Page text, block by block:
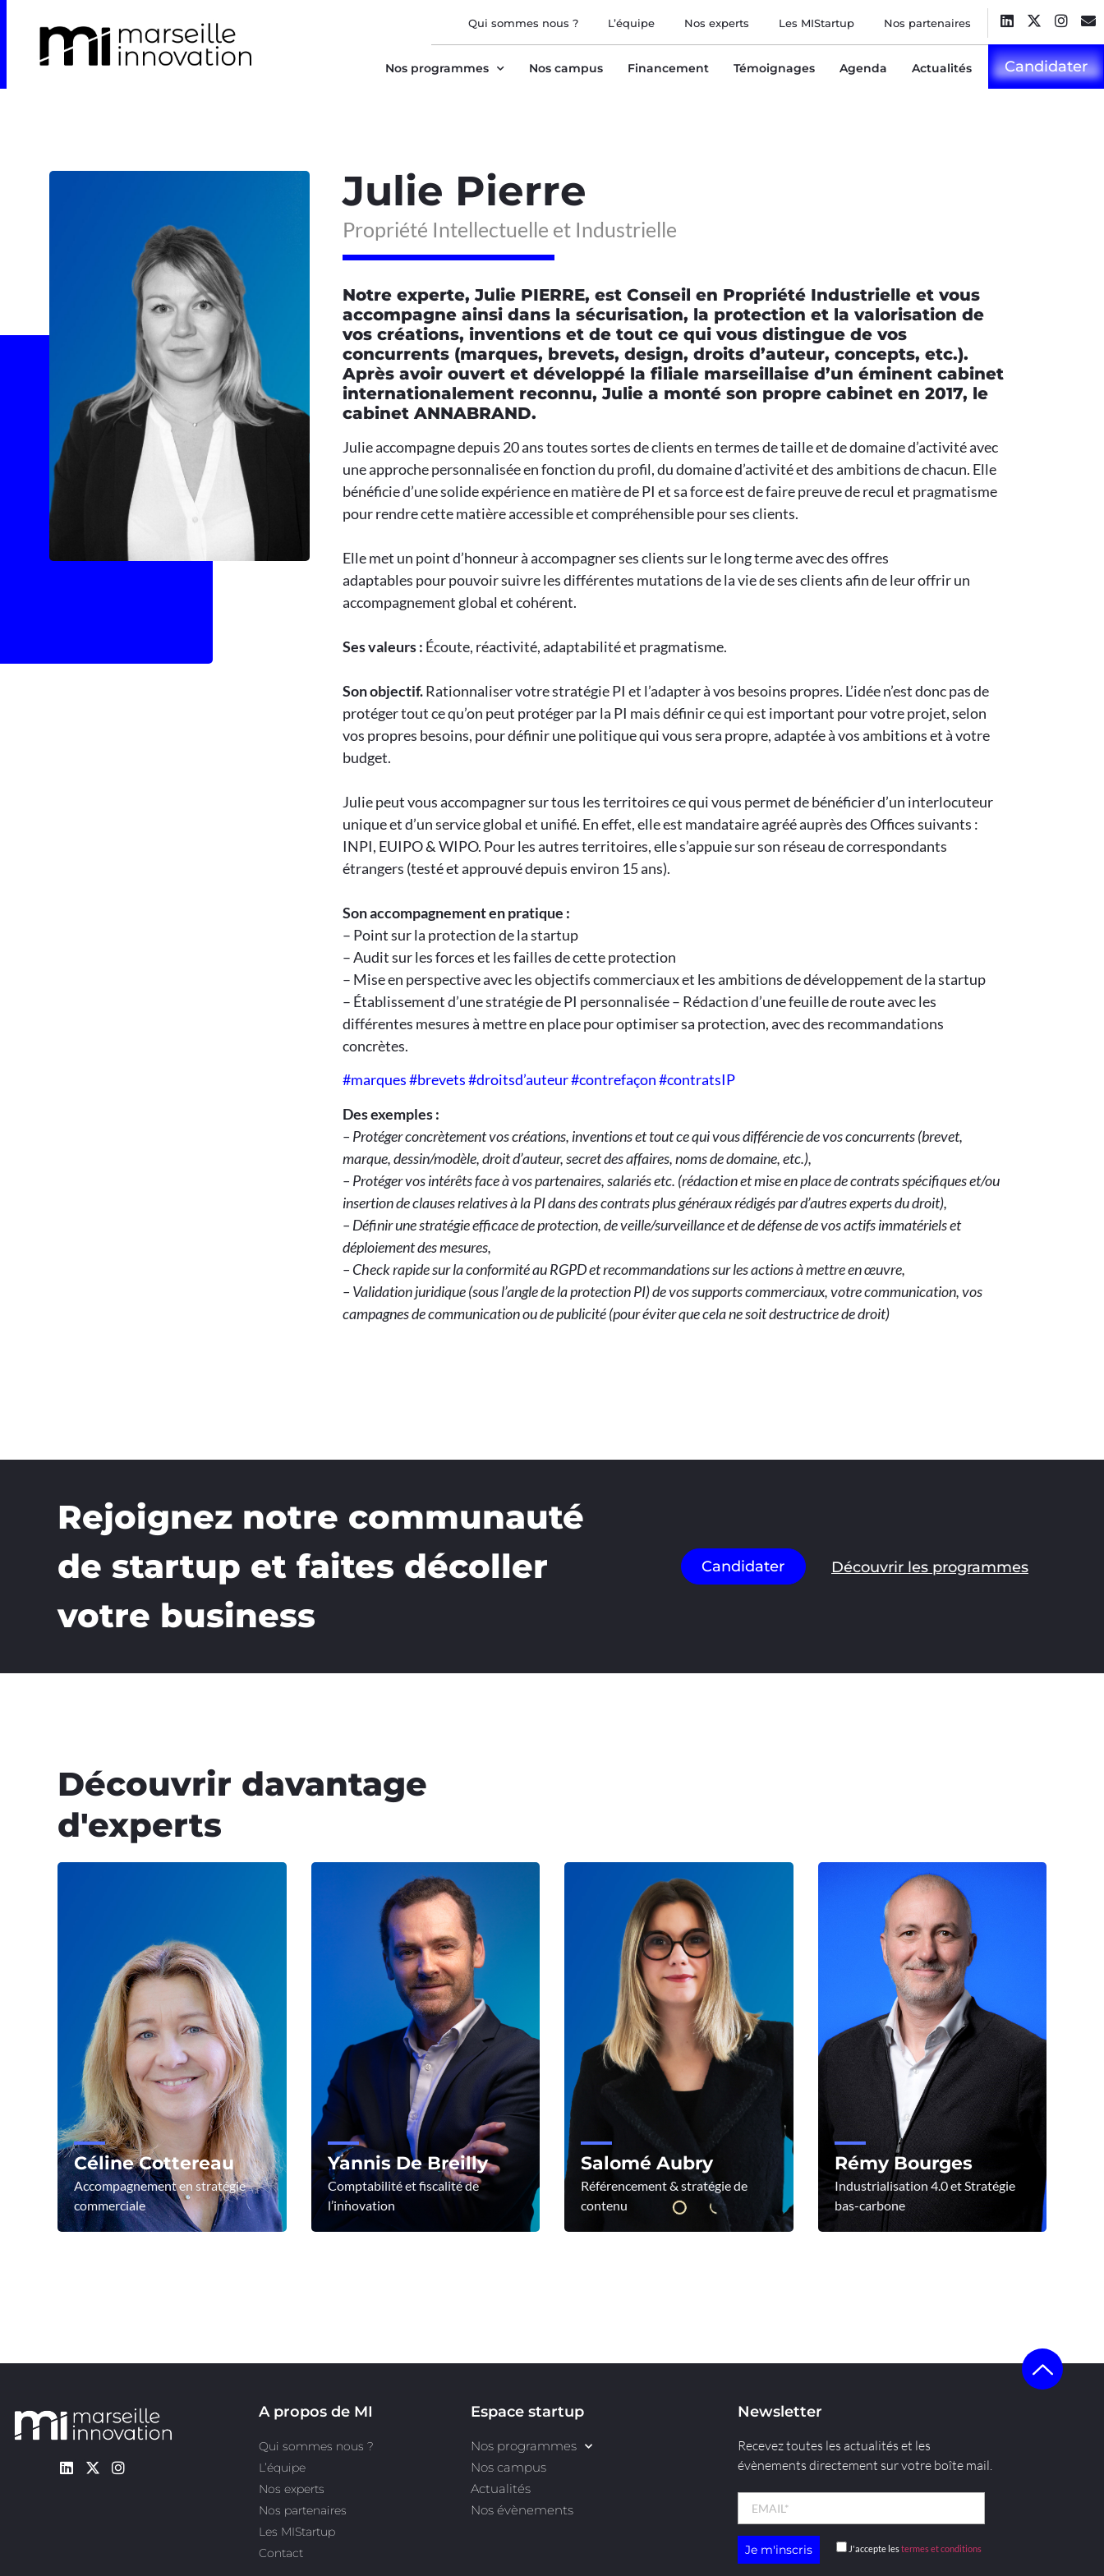
Qui sommes nous ? L’équipe Nos experts Les MIStartup Nos partenaires
Nos programmes Nos campus Financement Témoignages Agenda Actualités Candidater
Julie Pierre
Propriété Intellectuelle et Industrielle
Notre experte, Julie PIERRE, est Conseil en Propriété Industrielle et vous
accompagne ainsi dans la sécurisation, la protection et la valorisation de
vos créations, inventions et de tout ce qui vous distingue de vos
concurrents (marques, brevets, design, droits d’auteur, concepts, etc.).
Après avoir ouvert et développé la filiale marseillaise d’un éminent cabinet
internationalement reconnu, Julie a monté son propre cabinet en 2017, le
cabinet ANNABRAND.
Julie accompagne depuis 20 ans toutes sortes de clients en termes de taille et de domaine d’activité avec
une approche personnalisée en fonction du profil, du domaine d’activité et des ambitions de chacun. Elle
bénéficie d’une solide expérience en matière de PI et sa force est de faire preuve de recul et pragmatisme
pour rendre cette matière accessible et compréhensible pour ses clients.
Elle met un point d’honneur à accompagner ses clients sur le long terme avec des offres
adaptables pour pouvoir suivre les différentes mutations de la vie de ses clients afin de leur offrir un
accompagnement global et cohérent.
Ses valeurs : Écoute, réactivité, adaptabilité et pragmatisme.
Son objectif.Rationnaliser votre stratégie PI et l’adapter à vos besoins propres. L’idée n’est donc pas de
protéger tout ce qu’on peut protéger par la PI mais définir ce qui est important pour votre projet, selon
vos propres besoins, pour définir une politique qui vous sera propre, adaptée à vos ambitions et à votre
budget.
Julie peut vous accompagner sur tous les territoires ce qui vous permet de bénéficier d’un interlocuteur
unique et d’un service global et unifié. En effet, elle est mandataire agréé auprès des Offices suivants :
INPI, EUIPO & WIPO. Pour les autres territoires, elle s’appuie sur son réseau de correspondants
étrangers (testé et approuvé depuis environ 15 ans).
Son accompagnement en pratique :
– Point sur la protection de la startup
– Audit sur les forces et les failles de cette protection
– Mise en perspective avec les objectifs commerciaux et les ambitions de développement de la startup
– Établissement d’une stratégie de PI personnalisée – Rédaction d’une feuille de route avec les
différentes mesures à mettre en place pour optimiser sa protection, avec des recommandations
concrètes.
#marques #brevets #droitsd’auteur #contrefaçon #contratsIP
Des exemples :
– Protéger concrètement vos créations, inventions et tout ce qui vous différencie de vos concurrents (brevet,
marque, dessin/modèle, droit d’auteur, secret des affaires, noms de domaine, etc.),
– Protéger vos intérêts face à vos partenaires, salariés etc. (rédaction et mise en place de contrats spécifiques et/ou
insertion de clauses relatives à la PI dans des contrats plus généraux rédigés par d’autres experts du droit),
– Définir une stratégie efficace de protection, de veille/surveillance et de défense de vos actifs immatériels et
déploiement des mesures,
– Check rapide sur la conformité au RGPD et recommandations sur les actions à mettre en œuvre,
– Validation juridique (sous l’angle de la protection PI) de vos supports commerciaux, votre communication, vos
campagnes de communication ou de publicité (pour éviter que cela ne soit destructrice de droit)
Rejoignez notre communauté
de startup et faites décoller
votre business
Candidater Découvrir les programmes
Découvrir davantage
d'experts
Céline Cottereau
Accompagnement en stratégie
commerciale
Yannis De Breilly
Comptabilité et fiscalité de
l’innovation
Salomé Aubry
Référencement & stratégie de
contenu
Rémy Bourges
Industrialisation 4.0 et Stratégie
bas-carbone
A propos de MI
Qui sommes nous ?
L’équipe
Nos experts
Nos partenaires
Les MIStartup
Contact
Espace startup
Nos programmes
Nos campus
Actualités
Nos évènements
Newsletter
Recevez toutes les actualités et les
évènements directement sur votre boîte mail.
J'accepte lestermes et conditions